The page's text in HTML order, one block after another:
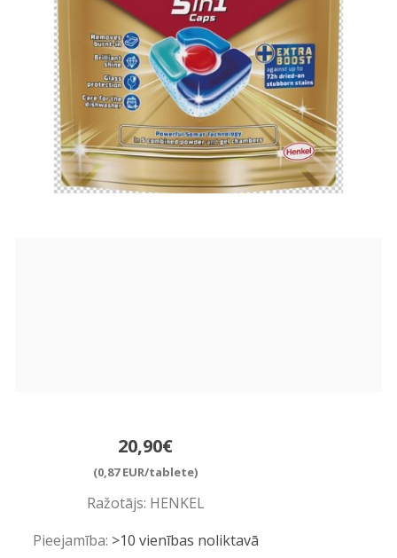
20,90€
(0,87 EUR/tablete)
Ražotājs: HENKEL
Pieejamība: >10 vienības noliktavā